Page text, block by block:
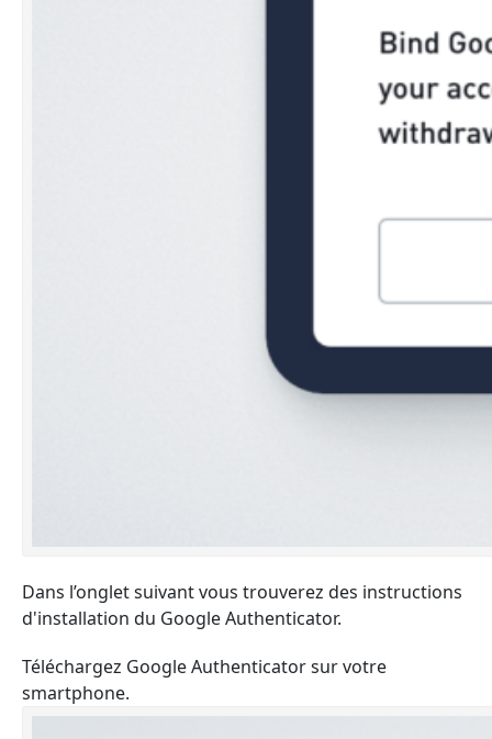
Dans l’onglet suivant vous trouverez des instructions
d'installation du Google Authenticator.
Téléchargez Google Authenticator sur votre
smartphone.